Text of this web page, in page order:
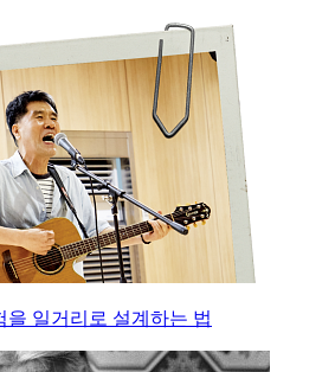
을 일거리로 설계하는 법